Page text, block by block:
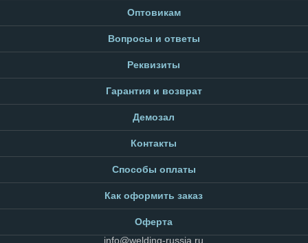
Оптовикам
Вопросы и ответы
Реквизиты
Гарантия и возврат
Демозал
Контакты
Способы оплаты
Как оформить заказ
Оферта
info@welding-russia.ru